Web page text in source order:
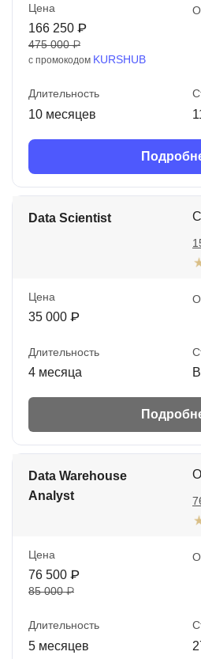
Цена
166 250 ₽
475 000 ₽
с промокодом KURSHUB
Длительность
10 месяцев
Data Scientist
Цена
35 000 ₽
Длительность
4 месяца
Data Warehouse
Analyst
Цена
76 500 ₽
85 000 ₽
Длительность
5 месяцев